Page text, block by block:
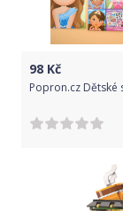
98 Kč